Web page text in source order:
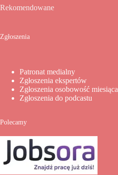
Rekomendowane
Zgłoszenia
Patronat medialny
Zgłoszenia ekspertów
Zgłoszenia osobowość miesiąca
Zgłoszenia do podcastu
Polecamy